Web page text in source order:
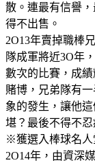
散。連最有信譽
得不出售。
2O13年賣掉職棒
隊成軍將近3O年
數次的比賽，成
賭博，兄弟隊有
象的發生，讓他
堪？最後不得不
※獲選入棒球名
2O14年，由資深